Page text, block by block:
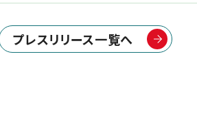
プレスリリース一覧へ